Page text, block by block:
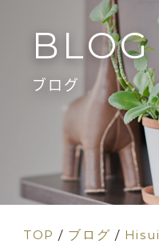
BLOG
ブログ
TOP / ブログ / Hisui